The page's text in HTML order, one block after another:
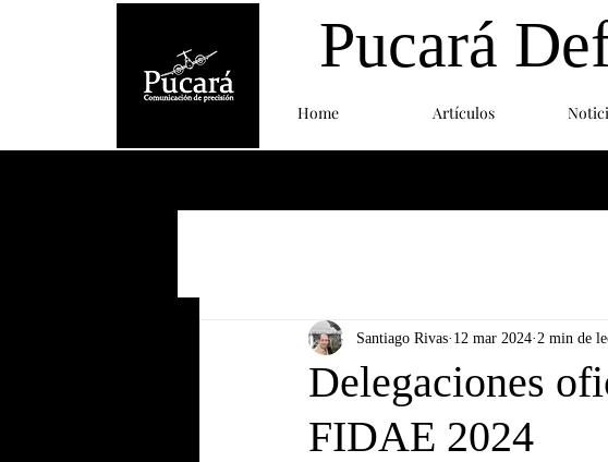
Home Artículos
Pucará
Delegaciones
FIDAE 2024
Santiago Rivas 12 mar 2024 2 min de